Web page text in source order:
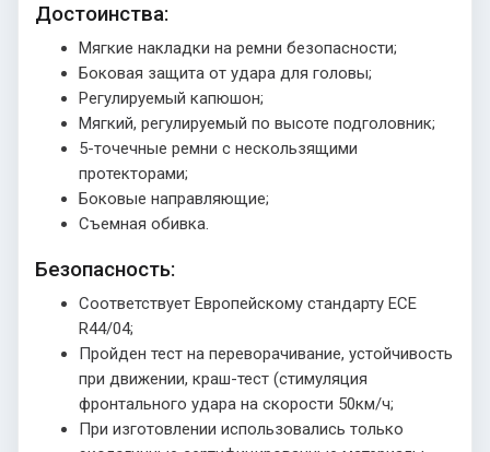
Достоинства:
Мягкие накладки на ремни безопасности;
Боковая защита от удара для головы;
Регулируемый капюшон;
Мягкий, регулируемый по высоте подголовник;
5-точечные ремни с нескользящими
протекторами;
Боковые направляющие;
Съемная обивка.
Безопасность:
Соответствует Европейскому стандарту ECE
R44/04;
Пройден тест на переворачивание, устойчивость
при движении, краш-тест (стимуляция
фронтального удара на скорости 50км/ч;
При изготовлении использовались только